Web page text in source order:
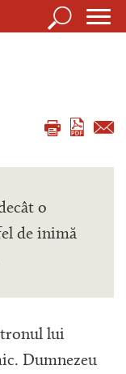
Căutare
o
de inimă
tronul lui
Dumnezeu